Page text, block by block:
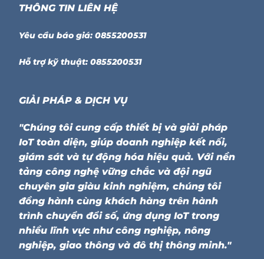
THÔNG TIN LIÊN HỆ
Yêu cầu báo giá: 0855200531
Hỗ trợ kỹ thuật: 0855200531
GIẢI PHÁP & DỊCH VỤ
"Chúng tôi cung cấp thiết bị và giải pháp
IoT toàn diện, giúp doanh nghiệp kết nối,
giám sát và tự động hóa hiệu quả. Với nền
tảng công nghệ vững chắc và đội ngũ
chuyên gia giàu kinh nghiệm, chúng tôi
đồng hành cùng khách hàng trên hành
trình chuyển đổi số, ứng dụng IoT trong
nhiều lĩnh vực như công nghiệp, nông
nghiệp, giao thông và đô thị thông minh."